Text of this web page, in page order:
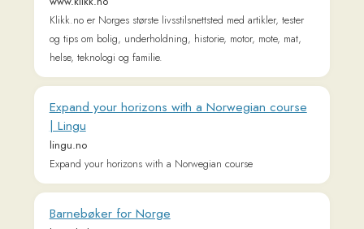
en rask oversikt over alle Oslo-nyheter samlet på et sted. Les
dagens Oslo-nyheter her >
Stavanger Aftenblad
www.aftenbladet.no
Nyheter fra verdens beste fylke - Rogaland! Siste nytt innen
lokalt, sport, innenriks, utenriks og kultur.
Dinside - Norges nyttigste nettsted
Dinside - Norges nyttigste nettsted